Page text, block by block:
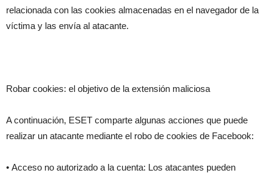
relacionada con las cookies almacenadas en el navegador de la
víctima y las envía al atacante.
Robar cookies: el objetivo de la extensión maliciosa
A continuación, ESET comparte algunas acciones que puede
realizar un atacante mediante el robo de cookies de Facebook:
• Acceso no autorizado a la cuenta: Los atacantes pueden